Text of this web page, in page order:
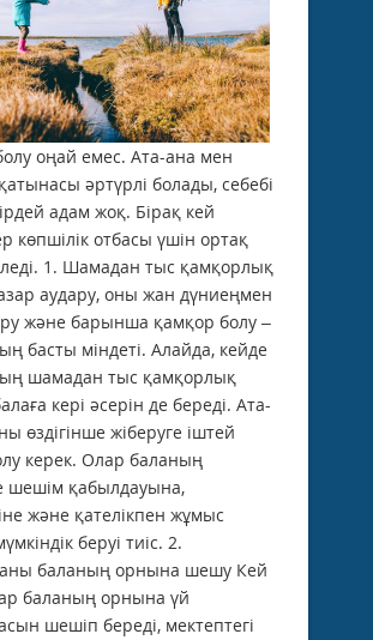
оңай емес. Ата-ана мен
әртүрлі болады, себебі
адам жоқ. Бірақ кей
көпшілік отбасы үшін ортақ
1. Шамадан тыс қамқорлық
аудару, оны жан дүниеңмен
және барынша қамқор болу –
басты міндеті. Алайда, кейде
шамадан тыс қамқорлық
кері әсерін де береді. Ата-
өздігінше жіберуге іштей
керек. Олар баланың
шешім қабылдауына,
және қателікпен жұмыс
беруі тиіс. 2.
баланың орнына шешу Кей
баланың орнына үй
шешіп береді, мектептегі